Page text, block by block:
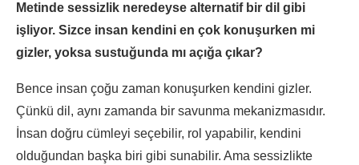
Metinde sessizlik neredeyse alternatif bir dil gibi
işliyor. Sizce insan kendini en çok konuşurken mi
gizler, yoksa sustuğunda mı açığa çıkar?
Bence insan çoğu zaman konuşurken kendini gizler.
Çünkü dil, aynı zamanda bir savunma mekanizmasıdır.
İnsan doğru cümleyi seçebilir, rol yapabilir, kendini
olduğundan başka biri gibi sunabilir. Ama sessizlikte